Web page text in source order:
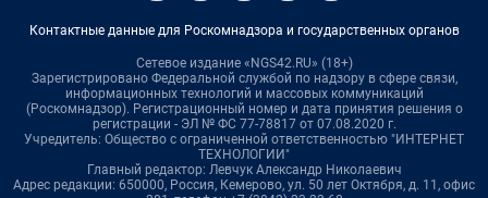
Контактные данные для Роскомнадзора и государственных органов
Сетевое издание «NGS42.RU» (18+)
Зарегистрировано Федеральной службой по надзору в сфере связи,
информационных технологий и массовых коммуникаций
(Роскомнадзор). Регистрационный номер и дата принятия решения о
регистрации - ЭЛ № ФС 77-78817 от 07.08.2020 г.
Учредитель: Общество с ограниченной ответственностью "ИНТЕРНЕТ
ТЕХНОЛОГИИ"
Главный редактор: Левчук Александр Николаевич
Адрес редакции: 650000, Россия, Кемерово, ул. 50 лет Октября, д. 11, офис